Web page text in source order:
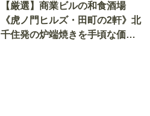
【厳選】商業ビルの和食酒場
《虎ノ門ヒルズ・田町の2軒》北
千住発の炉端焼きを手頃な価格